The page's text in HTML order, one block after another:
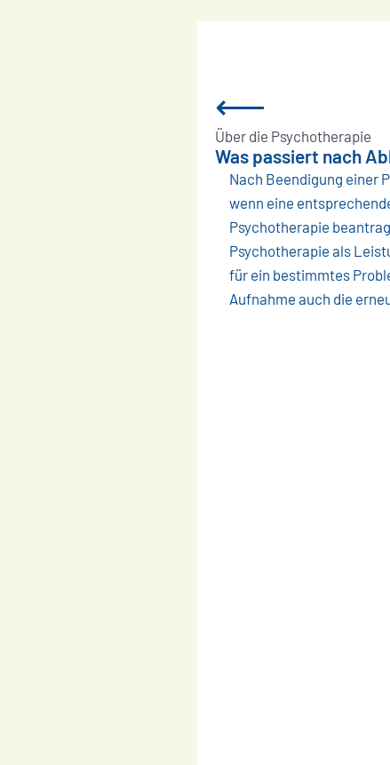
⟵
Über die Psychotherapie
Was passiert nach
Nach Beendigung einer
wenn eine
Psychotherapie
Psychotherapie als
für ein bestimmtes
Aufnahme auch die